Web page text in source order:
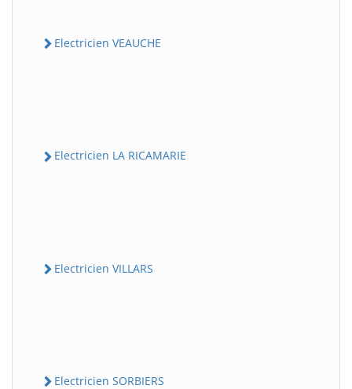
Electricien VEAUCHE
Electricien LA RICAMARIE
Electricien VILLARS
Electricien SORBIERS